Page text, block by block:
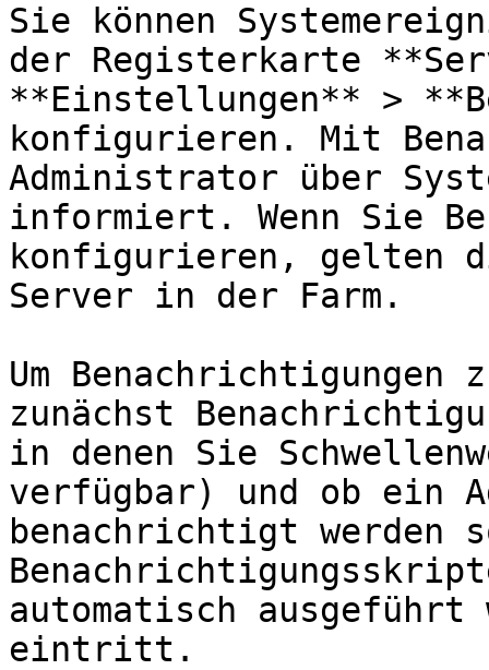
Sie können
der Registerkarte
**Einstellungen** >
konfigurieren. Mit
Administrator über
informiert. Wenn Sie
konfigurieren, gelten
Server in der Farm.
Um
zunächst
in denen Sie
verfügbar) und ob ein
benachrichtigt werden
automatisch
eintritt.